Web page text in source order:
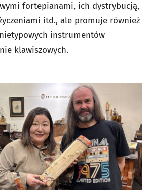
fortepianami, ich dystrybucją,
itd., ale promuje również
instrumentów
klawiszowych.